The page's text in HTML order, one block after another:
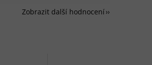
Zobrazit další hodnocení